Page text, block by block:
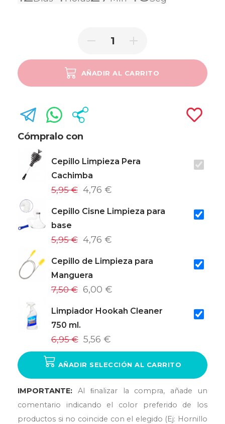
AÑADIR AL CARRITO
Cómpralo con
Cepillo Limpieza Pera
Cachimba
5,95 € 4,76 €
Cepillo Cisne Limpieza para
base
5,95 € 4,76 €
Cepillo de Limpieza para
Manguera
7,50 € 6,00 €
Limpiador Hookah Cleaner
750 ml.
6,95 € 5,56 €
AÑADIR SELECCIÓN AL CARRITO
IMPORTANTE: Al ﬁnalizar la compra, añade un
comentario indicando el color preferido de los
productos si no coincide con el elegido (Ej: Hornillo